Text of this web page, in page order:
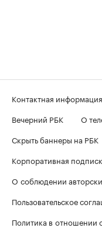
Контактная информация
Вечерний РБК
О
Скрыть баннеры на РБК
Корпоративная
О соблюдении
Пользовательское
Политика в отношении